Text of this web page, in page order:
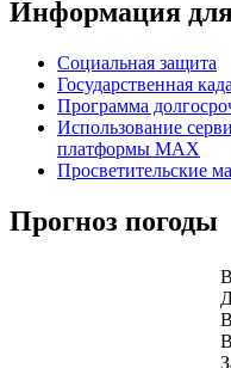
Информация
Социальная защита
Государственная
Программа
Использование
платформы MAX
Просветительские
Прогноз погоды